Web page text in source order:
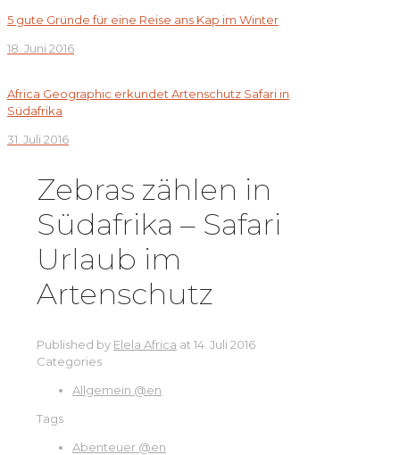
5 gute Gründe für eine Reise ans Kap im Winter
18. Juni 2016
Africa Geographic erkundet Artenschutz Safari in
Südafrika
31. Juli 2016
Zebras zählen in
Südafrika – Safari
Urlaub im
Artenschutz
Published by Elela Africa at 14. Juli 2016
Categories
Allgemein @en
Tags
Abenteuer @en